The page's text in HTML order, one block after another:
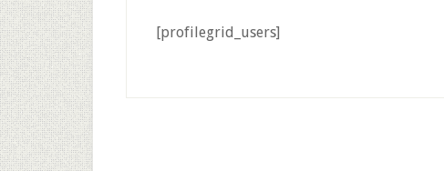
[profilegrid_users]